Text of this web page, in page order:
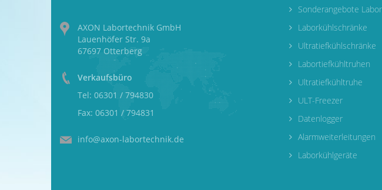
AXON Labortechnik GmbH
Lauenhöfer Str. 9a
67697 Otterberg
Verkaufsbüro
Tel: 06301 / 794830
Fax: 06301 / 794831
info@axon-labortechnik.de
Sonderangebote
Laborkühlschränke
Ultratiefkühlschränke
Labortiefkühltruhen
Ultratiefkühltruhe
ULT-Freezer
Datenlogger
Alarmweiterleitungen
Laborkühlgeräte